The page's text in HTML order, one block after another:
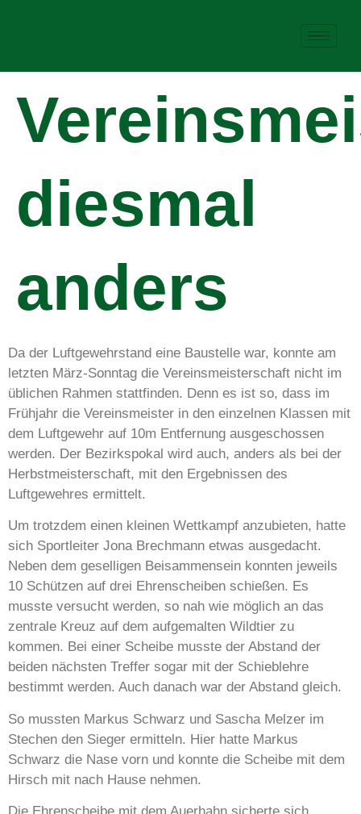
diesmal
anders
Da der Luftgewehrstand eine Baustelle war, konnte am
letzten März-Sonntag die Vereinsmeisterschaft nicht im
üblichen Rahmen stattfinden. Denn es ist so, dass im
Frühjahr die Vereinsmeister in den einzelnen Klassen mit
dem Luftgewehr auf 10m Entfernung ausgeschossen
werden. Der Bezirkspokal wird auch, anders als bei der
Herbstmeisterschaft, mit den Ergebnissen des
Luftgewehres ermittelt.
Um trotzdem einen kleinen Wettkampf anzubieten, hatte
sich Sportleiter Jona Brechmann etwas ausgedacht.
Neben dem geselligen Beisammensein konnten jeweils
10 Schützen auf drei Ehrenscheiben schießen. Es
musste versucht werden, so nah wie möglich an das
zentrale Kreuz auf dem aufgemalten Wildtier zu
kommen. Bei einer Scheibe musste der Abstand der
beiden nächsten Treffer sogar mit der Schieblehre
bestimmt werden. Auch danach war der Abstand gleich.
So mussten Markus Schwarz und Sascha Melzer im
Stechen den Sieger ermitteln. Hier hatte Markus
Schwarz die Nase vorn und konnte die Scheibe mit dem
Hirsch mit nach Hause nehmen.